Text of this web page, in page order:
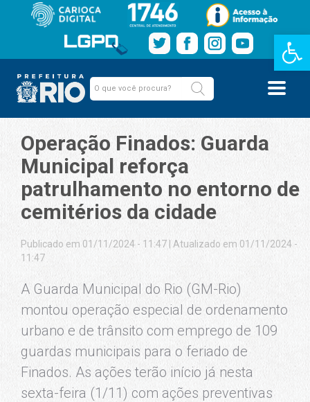
Barra de
Operação Finados: Guarda
Municipal reforça
patrulhamento no entorno de
cemitérios da cidade
Publicado em 01/11/2024 - 11:47
Atualizado em 01/11/2024 -
11:47
A Guarda Municipal do Rio (GM-Rio)
montou operação especial de ordenamento
urbano e de trânsito com emprego de 109
guardas municipais para o feriado de
Finados. As ações terão início já nesta
sexta-feira (1/11) com ações preventivas